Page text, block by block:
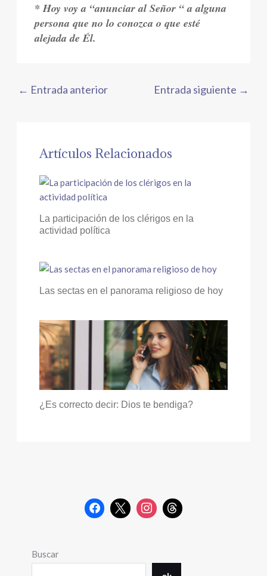
* Hoy voy a “anunciar al Señor “ a alguna
persona que no lo conozca o que esté
alejada de Él.
← Entrada anterior Entrada siguiente →
Artículos Relacionados
La participación de los clérigos en la
actividad política
Las sectas en el panorama religioso de hoy
¿Es correcto decir: Dios te bendiga?
Buscar